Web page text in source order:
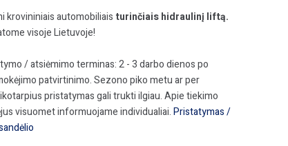
krovininiais automobiliais turinčiais hidraulinį liftą.
visoje Lietuvoje!
/ atsiėmimo terminas: 2 - 3 darbo dienos po
patvirtinimo. Sezono piko metu ar per
pristatymas gali trukti ilgiau. Apie tiekimo
visuomet informuojame individualiai.Pristatymas /